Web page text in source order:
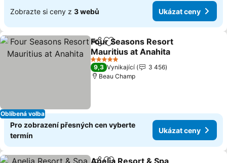
Zobrazte si ceny z 3 webů Ukázat ceny
Oblíbená volba
SdíletPřidat na seznam oblíbených
Four Seasons Resort
Mauritius at Anahita
Ukázat ceny
5 Počet hvězdiček
9,3 Vynikající
3 456
Beau Champ
Pro zobrazení přesných cen vyberte
termín
Ukázat ceny
Anelia Resort & Spa